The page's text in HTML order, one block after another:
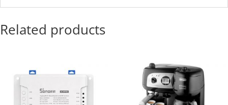
Related products